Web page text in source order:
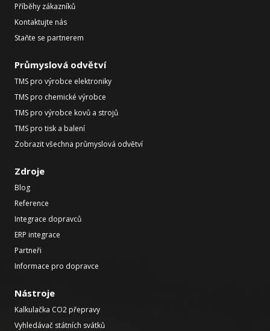
Příběhy zákazníků
Kontaktujte nás
Staňte se partnerem
Průmyslová odvětví
TMS pro výrobce elektroniky
TMS pro chemické výrobce
TMS pro výrobce kovů a strojů
TMS pro tisk a balení
Zobrazit všechna průmyslová odvětví
Zdroje
Blog
Reference
Integrace dopravců
ERP integrace
Partneři
Informace pro dopravce
Nástroje
Kalkulačka CO2 přepravy
Vyhledávač státních svátků